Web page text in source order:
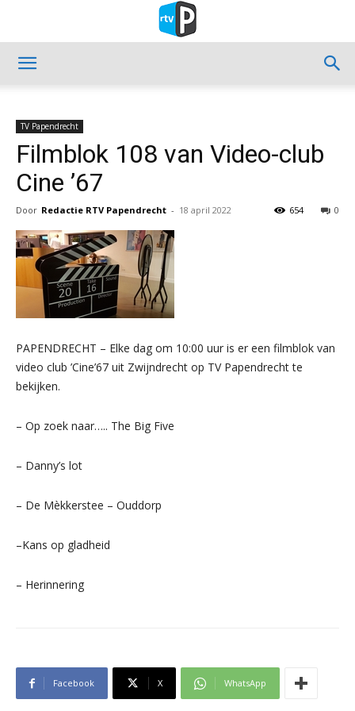
TV Papendrecht
Filmblok 108 van Video-club
Cine ’67
Door Redactie RTV Papendrecht - 18 april 2022 0
654
PAPENDRECHT – Elke dag om 10:00 uur is er een filmblok van
video club ’Cine’67 uit Zwijndrecht op TV Papendrecht te
bekijken.
– Op zoek naar….. The Big Five
– Danny’s lot
– De Mèkkerstee – Ouddorp
–Kans op gladheid
– Herinnering
Facebook X WhatsApp